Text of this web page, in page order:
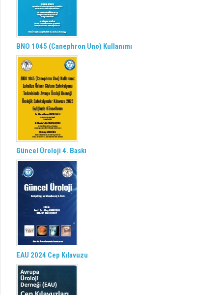
BNO 1045 (Canephron Uno) Kullanımı
Güncel Üroloji 4. Baskı
EAU 2024 Cep Kılavuzu